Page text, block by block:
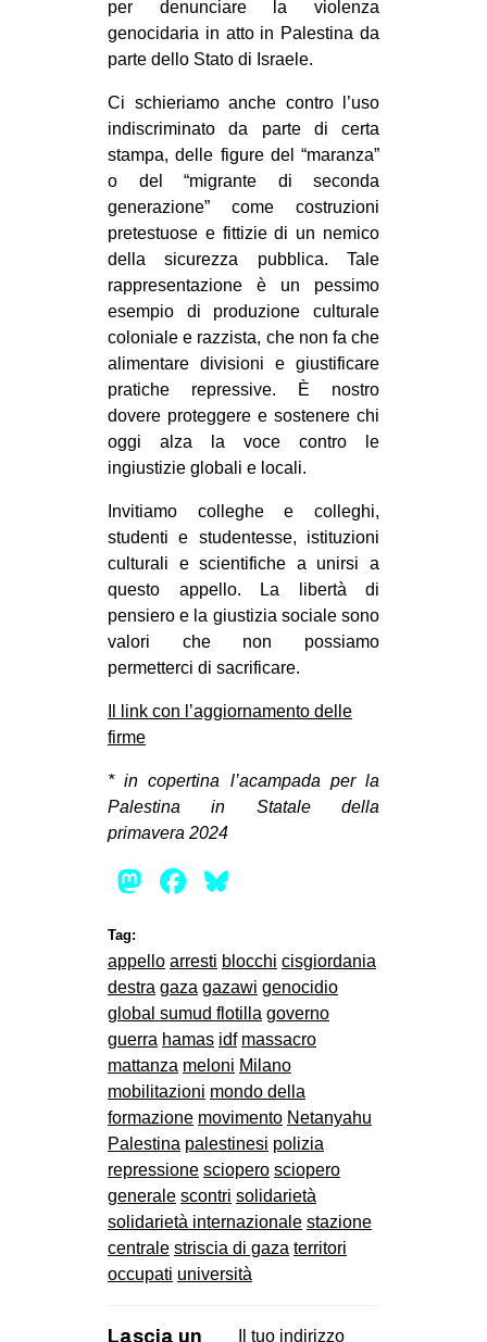
per denunciare la violenza
genocidaria in atto in Palestina da
parte dello Stato di Israele.
Ci schieriamo anche contro l’uso
indiscriminato da parte di certa
stampa, delle figure del “maranza”
o del “migrante di seconda
generazione” come costruzioni
pretestuose e fittizie di un nemico
della sicurezza pubblica. Tale
rappresentazione è un pessimo
esempio di produzione culturale
coloniale e razzista, che non fa che
alimentare divisioni e giustificare
pratiche repressive. È nostro
dovere proteggere e sostenere chi
oggi alza la voce contro le
ingiustizie globali e locali.
Invitiamo colleghe e colleghi,
studenti e studentesse, istituzioni
culturali e scientifiche a unirsi a
questo appello. La libertà di
pensiero e la giustizia sociale sono
valori che non possiamo
permetterci di sacrificare.
Il link con l’aggiornamento delle
firme
* in copertina l’acampada per la
Palestina in Statale della
primavera 2024
Mastodon
Facebook
Tag:
appello arresti blocchi cisgiordania
destra gaza gazawi genocidio
global sumud flotilla governo
guerra hamas idf massacro
mattanza meloni Milano
mobilitazioni mondo della
formazione movimento Netanyahu
Palestina palestinesi polizia
repressione sciopero sciopero
generale scontri solidarietà
solidarietà internazionale stazione
centrale striscia di gaza territori
occupati università
Lascia un
Il tuo indirizzo